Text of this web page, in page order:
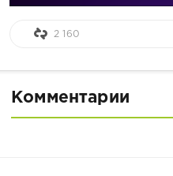
2 160
Комментарии